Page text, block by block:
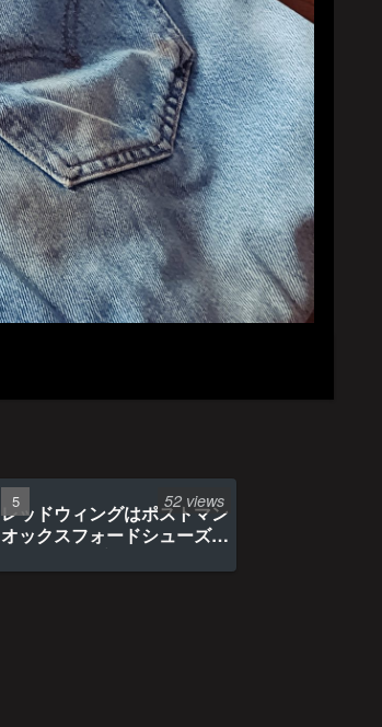
レッドウィングはポストマン
オックスフォードシューズ約
1年間の経年変化
52 views